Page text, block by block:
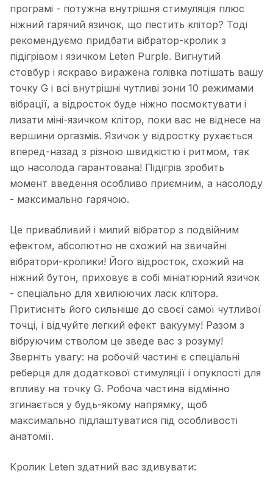
програмі - потужна внутрішня стимуляція плюс
ніжний гарячий язичок, що пестить клітор? Тоді
рекомендуємо придбати вібратор-кролик з
підігрівом і язичком Leten Purple. Вигнутий
стовбур і яскраво виражена голівка потішать вашу
точку G і всі внутрішні чутливі зони 10 режимами
вібрації, а відросток буде ніжно посмоктувати і
лизати міні-язичком клітор, поки вас не віднесе на
вершини оргазмів. Язичок у відростку рухається
вперед-назад з різною швидкістю і ритмом, так
що насолода гарантована! Підігрів зробить
момент введення особливо приємним, а насолоду
- максимально гарячою.
Це привабливий і милий вібратор з подвійним
ефектом, абсолютно не схожий на звичайні
вібратори-кролики! Його відросток, схожий на
ніжний бутон, приховує в собі мініатюрний язичок
- спеціально для хвилюючих ласк клітора.
Притисніть його сильніше до своєї самої чутливої
​​точці, і відчуйте легкий ефект вакууму! Разом з
вібруючим стволом це зведе вас з розуму!
Зверніть увагу: на робочій частині є спеціальні
реберця для додаткової стимуляції і опуклості для
впливу на точку G. Робоча частина відмінно
згинається у будь-якому напрямку, щоб
максимально підлаштуватися під особливості
анатомії.
Кролик Leten здатний вас здивувати: